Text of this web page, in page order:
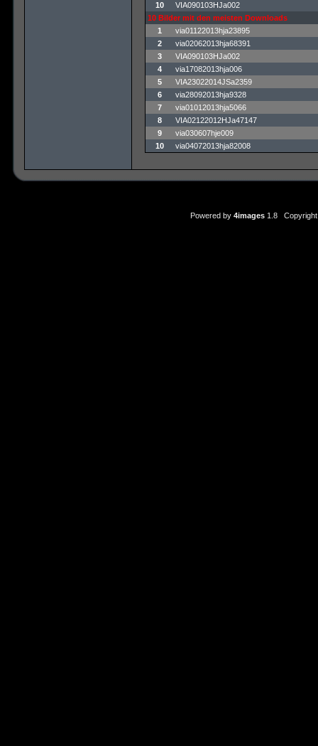
10
VIA090103HJa002
10 Bilder mit den meisten Downloads
1
via01122013hja23895
2
via02062013hja68391
3
VIA090103HJa002
4
via17082013hja006
5
VIA23022014JSa2359
6
via28092013hja9328
7
via01012013hja5066
8
VIA02122012HJa47147
9
via030607hje009
10
via04072013hja82008
Powered by 4images1.8 Copyright